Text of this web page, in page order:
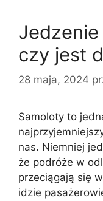
czy jest
28 maja, 2024
Samoloty to
nas. Niemniej
że podróże w
przeciągają się
idzie